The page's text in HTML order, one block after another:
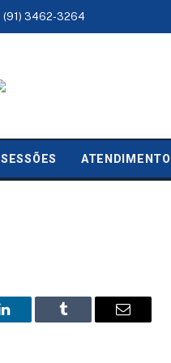
(91) 3462-3264
SESSÕES ATENDIMENTO
LinkedIn Tumblr Email